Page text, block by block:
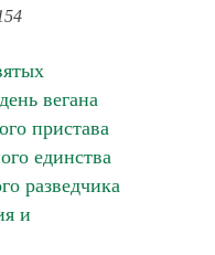
вегана
пристава
единства
разведчика
и